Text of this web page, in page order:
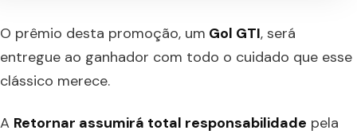
O prêmio desta promoção, um Gol GTI, será
entregue ao ganhador com todo o cuidado que esse
clássico merece.
A Retornar assumirá total responsabilidade pela